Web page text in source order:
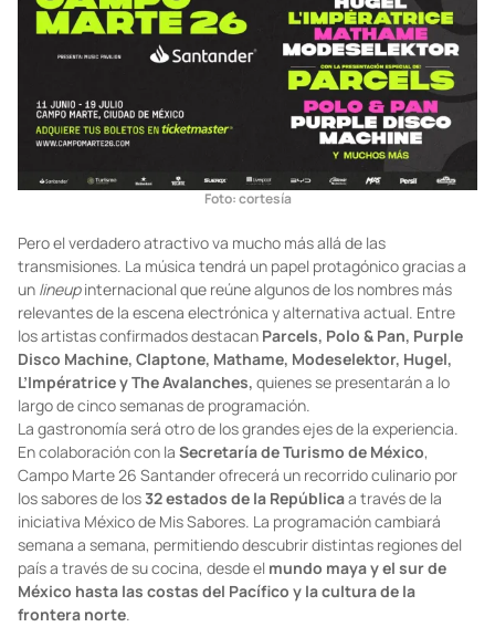
Foto: cortesía
Pero el verdadero atractivo va mucho más allá de las
transmisiones. La música tendrá un papel protagónico gracias a
un lineupinternacional que reúne algunos de los nombres más
relevantes de la escena electrónica y alternativa actual. Entre
los artistas confirmados destacan Parcels, Polo & Pan, Purple
Disco Machine, Claptone, Mathame, Modeselektor, Hugel,
L’Impératrice y The Avalanches, quienes se presentarán a lo
largo de cinco semanas de programación.
La gastronomía será otro de los grandes ejes de la experiencia.
En colaboración con la Secretaría de Turismo de México,
Campo Marte 26 Santander ofrecerá un recorrido culinario por
los sabores de los 32 estados de la Repúblicaa través de la
iniciativa México de Mis Sabores. La programación cambiará
semana a semana, permitiendo descubrir distintas regiones del
país a través de su cocina, desde el mundo maya y el sur de
México hasta las costas del Pacífico y la cultura de la
frontera norte.